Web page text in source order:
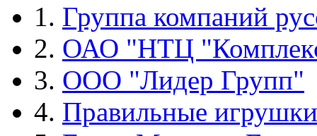
1. Группа компаний
2. ОАО "НТЦ
3. ООО "Лидер Групп"
4. Правильные игрушки